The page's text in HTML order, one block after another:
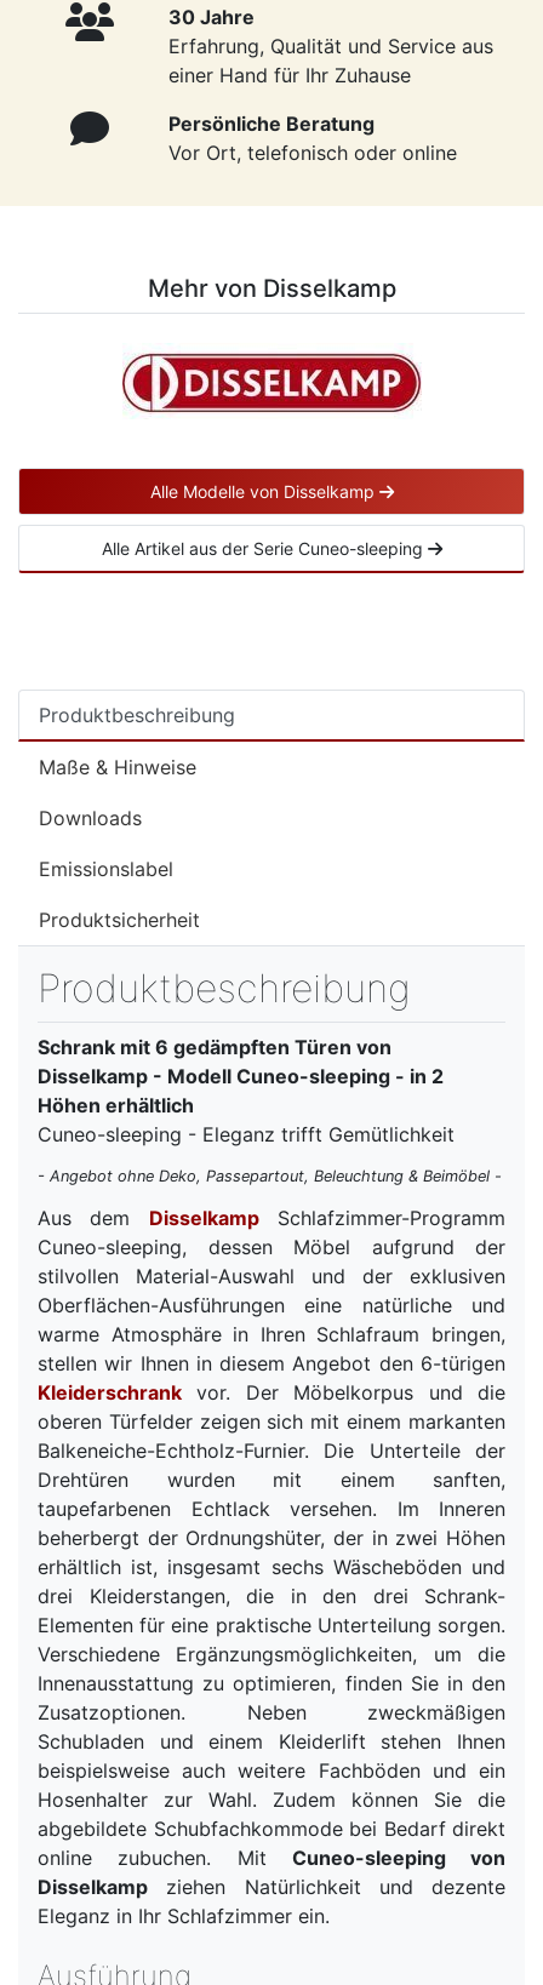
30 Jahre
Erfahrung, Qualität und Service aus
einer Hand für Ihr Zuhause
Persönliche Beratung
Vor Ort, telefonisch oder online
Mehr von Disselkamp
Alle Modelle von Disselkamp
Alle Artikel aus der Serie Cuneo-sleeping
Produktbeschreibung
Maße & Hinweise
Downloads
Emissionslabel
Produktsicherheit
Produktbeschreibung
Schrank mit 6 gedämpften Türen von
Disselkamp - Modell Cuneo-sleeping - in 2
Höhen erhältlich
Cuneo-sleeping - Eleganz trifft Gemütlichkeit
- Angebot ohne Deko, Passepartout, Beleuchtung & Beimöbel -
Aus dem DisselkampSchlafzimmer-Programm
Cuneo-sleeping, dessen Möbel aufgrund der
stilvollen Material-Auswahl und der exklusiven
Oberflächen-Ausführungen eine natürliche und
warme Atmosphäre in Ihren Schlafraum bringen,
stellen wir Ihnen in diesem Angebot den 6-türigen
Kleiderschrank vor. Der Möbelkorpus und die
oberen Türfelder zeigen sich mit einem markanten
Balkeneiche-Echtholz-Furnier. Die Unterteile der
Drehtüren wurden mit einem sanften,
taupefarbenen Echtlack versehen. Im Inneren
beherbergt der Ordnungshüter, der in zwei Höhen
erhältlich ist, insgesamt sechs Wäscheböden und
drei Kleiderstangen, die in den drei Schrank-
Elementen für eine praktische Unterteilung sorgen.
Verschiedene Ergänzungsmöglichkeiten, um die
Innenausstattung zu optimieren, finden Sie in den
Zusatzoptionen. Neben zweckmäßigen
Schubladen und einem Kleiderlift stehen Ihnen
beispielsweise auch weitere Fachböden und ein
Hosenhalter zur Wahl. Zudem können Sie die
abgebildete Schubfachkommode bei Bedarf direkt
online zubuchen. Mit Cuneo-sleeping von
Disselkamp ziehen Natürlichkeit und dezente
Eleganz in Ihr Schlafzimmer ein.
Ausführung